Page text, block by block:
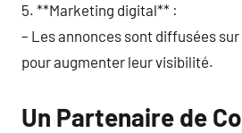
5. **Marketing digital** :
– Les annonces sont diffusées
pour augmenter leur visibilité.
Un Partenaire de